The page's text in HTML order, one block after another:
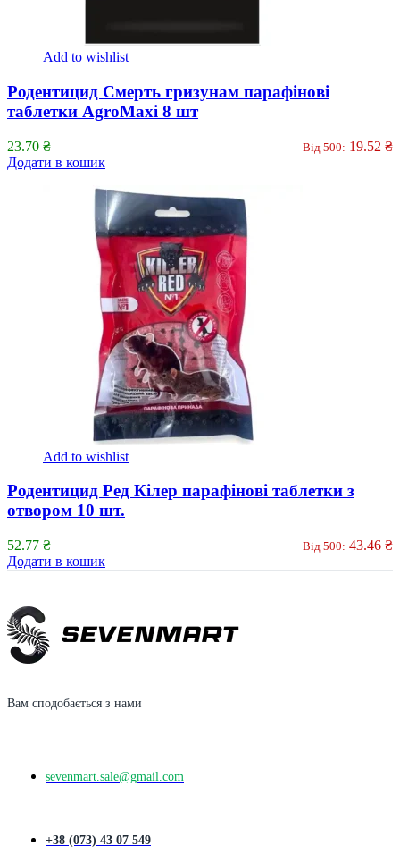
Add to wishlist
Родентицид Смерть гризунам парафінові
таблетки AgroMaxi 8 шт
23.70 ₴ Від 500: 19.52 ₴
Додати в кошик
Add to wishlist
Родентицид Ред Кілер парафінові таблетки з
отвором 10 шт.
52.77 ₴ Від 500: 43.46 ₴
Додати в кошик
Вам сподобається з нами
sevenmart.sale@gmail.com
+38 (073) 43 07 549